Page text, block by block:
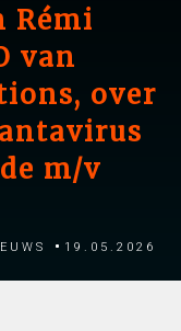
Rémi
van
over
m/v
19.05.2026